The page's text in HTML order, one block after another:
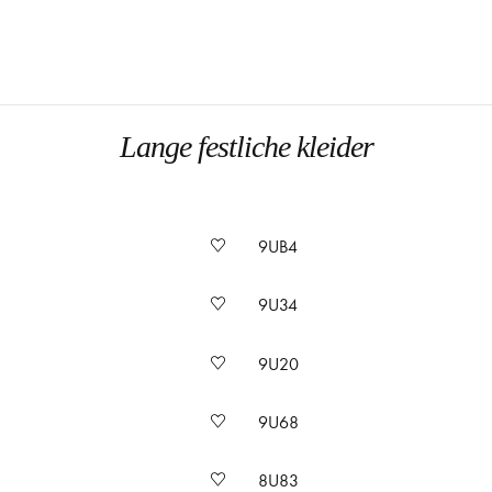
Lange festliche kleider
9UB4
9U34
9U20
9U68
8U83